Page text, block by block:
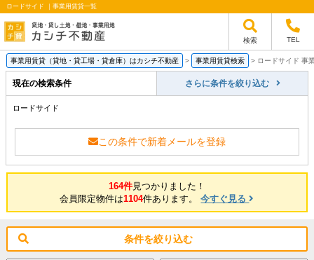
ロードサイド ｜事業用賃貸一覧
検索 TEL
事業用賃貸（貸地・貸工場・貸倉庫）はカシチ不動産 > 事業用賃貸検索 > ロードサイド 事
現在の検索条件 さらに条件を絞り込む
ロードサイド
この条件で新着メールを登録
164件見つかりました！
会員限定物件は1104件あります。今すぐ見る
条件を絞り込む